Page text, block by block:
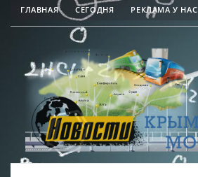
ГЛАВНАЯ СЕГОДНЯ РЕКЛАМА У НАС